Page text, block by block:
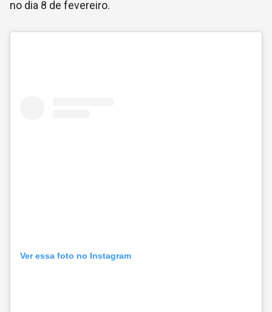
no dia 8 de fevereiro.
Ver essa foto no Instagram